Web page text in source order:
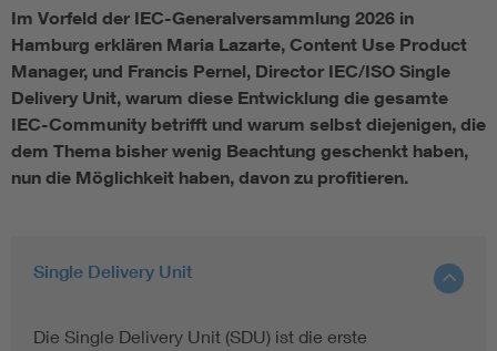
Circular Economy für mehr Ressourceneffizienz
Cybersecurity in der Industrieautomatisierung
DIN VDE 0100 für sichere Elektroinstallationen
Im Vorfeld der IEC-Generalversammlung 2026 in
Hamburg erklären Maria Lazarte, Content Use Product
Manager, und Francis Pernel, Director IEC/ISO Single
Delivery Unit, warum diese Entwicklung die gesamte
IEC-Community betrifft und warum selbst diejenigen, die
dem Thema bisher wenig Beachtung geschenkt haben,
nun die Möglichkeit haben, davon zu profitieren.
Single Delivery Unit
Die Single Delivery Unit (SDU) ist die erste